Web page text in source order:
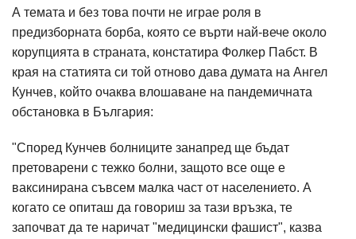
А темата и без това почти не играе роля в
предизборната борба, която се върти най-вече около
корупцията в страната, констатира Фолкер Пабст. В
края на статията си той отново дава думата на Ангел
Кунчев, който очаква влошаване на пандемичната
обстановка в България:
"Според Кунчев болниците занапред ще бъдат
претоварени с тежко болни, защото все още е
ваксинирана съвсем малка част от населението. А
когато се опиташ да говориш за тази връзка, те
започват да те наричат "медицински фашист", казва